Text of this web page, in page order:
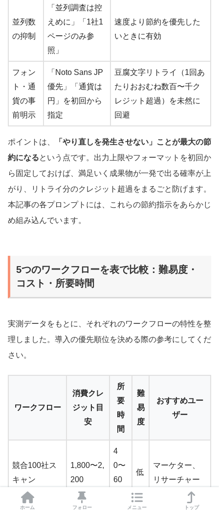
並列数
の抑制
「並列調査は控
えめに」「1社1
ページのみ参
照」
速度より節約を優先した
いときに有効
フォン
ト・通
貨の事
前明示
「Noto Sans JP
優先」「通貨は
円」を初回から
指定
豆腐文字リトライ（1回あ
たりおおむね数百〜千ク
レジット超過）を未然に
回避
ポイントは、
「やり直しを発生させない」ことが最大の節
約になるという点です。出力上限やフォーマットを初回か
ら固定しておけば、満足いく成果物が一発で出る確率が上
がり、リトライ分のクレジット超過をまるごと防げます。
本記事の各プロンプトには、これらの節約指示をあらかじ
め組み込んでいます。
5つのワークフローを表で比較：難易度・
コスト・所要時間
実測データをもとに、それぞれのワークフローの特性を整
理しました。導入の優先順位を決める際の参考にしてくだ
さい。
ワークフロー
消費クレ
ジット目
安
所
要
時
間
難
易
度
おすすめユー
ザー
競合100社ス
キャン
1,800〜2,
200
4
0〜
60
低
マーケター、
リサーチャー
ホーム フォロー メニュー トップ